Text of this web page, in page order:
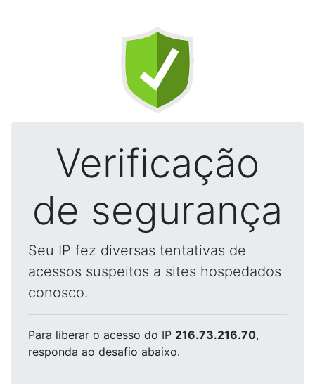
Verificação
de segurança
Seu IP fez diversas tentativas de
acessos suspeitos a sites hospedados
conosco.
Para liberar o acesso do IP 216.73.216.70,
responda ao desafio abaixo.